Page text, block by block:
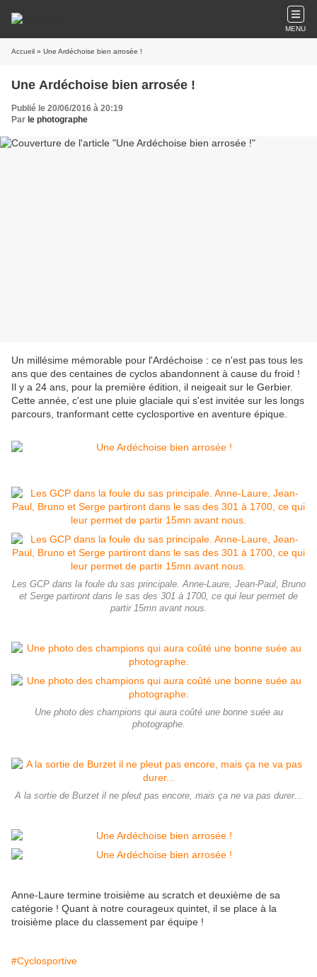
MENU
Accueil » Une Ardéchoise bien arrosée !
Une Ardéchoise bien arrosée !
Publié le 20/06/2016 à 20:19
Par le photographe
Un millésime mémorable pour l'Ardéchoise : ce n'est pas tous les
ans que des centaines de cyclos abandonnent à cause du froid !
Il y a 24 ans, pour la première édition, il neigeait sur le Gerbier.
Cette année, c'est une pluie glaciale qui s'est invitée sur les longs
parcours, tranformant cette cyclosportive en aventure épique.
Les GCP dans la foule du sas principale. Anne-Laure, Jean-Paul, Bruno
et Serge partiront dans le sas des 301 à 1700, ce qui leur permet de
partir 15mn avant nous.
Une photo des champions qui aura coûté une bonne suée au
photographe.
A la sortie de Burzet il ne pleut pas encore, mais ça ne va pas durer...
Anne-Laure termine troisième au scratch et deuxième de sa
catégorie ! Quant à notre courageux quintet, il se place à la
troisième place du classement par équipe !
#Cyclosportive